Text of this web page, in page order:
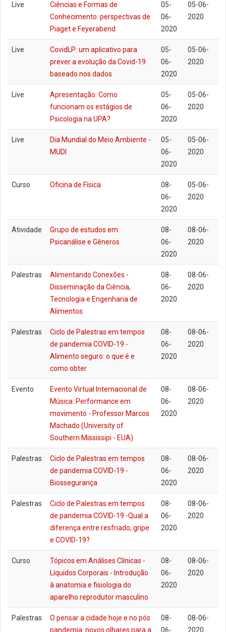
Live
Ciências e Formas de
Conhecimento: perspectivas de
Piaget e Feyerabend
05-
06-
2020
05-06-
2020
Live
CovidLP: um aplicativo para
prever a evolução da Covid-19
baseado nos dados
05-
06-
2020
05-06-
2020
Live
Apresentação: Como
funcionam os estágios de
Psicologia na UPA?
05-
06-
2020
05-06-
2020
Live
Dia Mundial do Meio Ambiente -
MUDI
05-
06-
2020
05-06-
2020
Curso Oficina de Física
08-
06-
2020
05-06-
2020
Atividade
Grupo de estudos em
Psicanálise e Gêneros
08-
06-
2020
08-06-
2020
Palestras
Alimentando Conexões -
Disseminação da Ciência,
Tecnologia e Engenharia de
Alimentos
08-
06-
2020
08-06-
2020
Palestras
Ciclo de Palestras em tempos
de pandemia COVID-19 -
Alimento seguro: o que é e
como obter
08-
06-
2020
08-06-
2020
Evento
Evento Virtual Internacional de
Música: Performance em
movimento - Professor Marcos
Machado (University of
Southern Mississipi - EUA)
08-
06-
2020
08-06-
2020
Palestras
Ciclo de Palestras em tempos
de pandemia COVID-19 -
Biossegurança
08-
06-
2020
08-06-
2020
Palestras
Ciclo de Palestras em tempos
de pandemia COVID-19 -Qual a
diferença entre resfriado, gripe
e COVID-19?
08-
06-
2020
08-06-
2020
Curso
Tópicos em Análises Clínicas -
Líquidos Corporais - Introdução
à anatomia e fisiologia do
aparelho reprodutor masculino
08-
06-
2020
08-06-
2020
Palestras
O pensar a cidade hoje e no pós
pandemia: novos olhares para a
08-
06-
08-06-
2020